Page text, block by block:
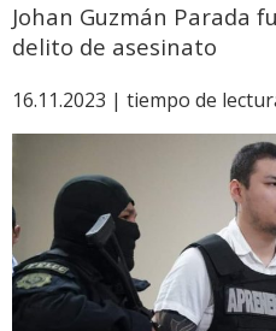
Johan Guzmán Parada
delito de asesinato
16.11.2023 | tiempo de